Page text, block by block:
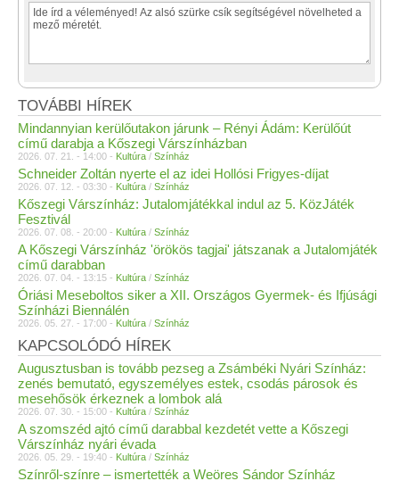
TOVÁBBI HÍREK
Mindannyian kerülőutakon járunk – Rényi Ádám: Kerülőút
című darabja a Kőszegi Várszínházban
2026. 07. 21. - 14:00 - Kultúra / Színház
Schneider Zoltán nyerte el az idei Hollósi Frigyes-díjat
2026. 07. 12. - 03:30 - Kultúra / Színház
Kőszegi Várszínház: Jutalomjátékkal indul az 5. KözJáték
Fesztivál
2026. 07. 08. - 20:00 - Kultúra / Színház
A Kőszegi Várszínház 'örökös tagjai' játszanak a Jutalomjáték
című darabban
2026. 07. 04. - 13:15 - Kultúra / Színház
Óriási Meseboltos siker a XII. Országos Gyermek- és Ifjúsági
Színházi Biennálén
2026. 05. 27. - 17:00 - Kultúra / Színház
KAPCSOLÓDÓ HÍREK
Augusztusban is tovább pezseg a Zsámbéki Nyári Színház:
zenés bemutató, egyszemélyes estek, csodás párosok és
mesehősök érkeznek a lombok alá
2026. 07. 30. - 15:00 - Kultúra / Színház
A szomszéd ajtó című darabbal kezdetét vette a Kőszegi
Várszínház nyári évada
2026. 05. 29. - 19:40 - Kultúra / Színház
Színről-színre – ismertették a Weöres Sándor Színház